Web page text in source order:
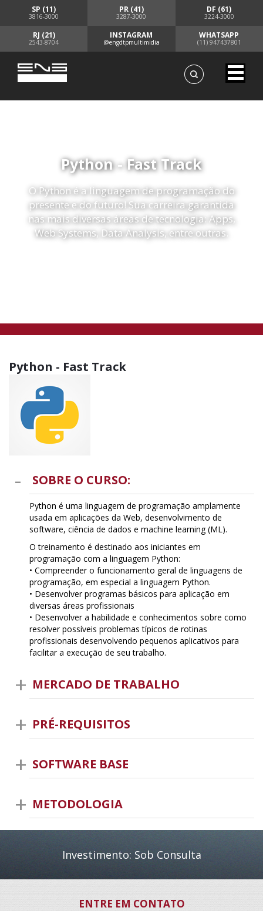
SP (11)
3816-3000
PR (41)
3287-3000
DF (61)
3224-3000
RJ (21)
2543-8704
INSTAGRAM
@engdtpmultimidia
WHATSAPP
(11) 947437801
Python - Fast Track
O Python é a linguagem de programação do
presente e do futuro! Sua carreira garantida
nas mais diversas áreas de tecnologia: Apps,
Web Systems, Data Analysis, entre outras.
Python - Fast Track
SOBRE O CURSO:
Python é uma linguagem de programação amplamente
usada em aplicações da Web, desenvolvimento de
software, ciência de dados e machine learning (ML).
O treinamento é destinado aos iniciantes em
programação com a linguagem Python:
• Compreender o funcionamento geral de linguagens de
programação, em especial a linguagem Python.
• Desenvolver programas básicos para aplicação em
diversas áreas profissionais
• Desenvolver a habilidade e conhecimentos sobre como
resolver possíveis problemas típicos de rotinas
profissionais desenvolvendo pequenos aplicativos para
facilitar a execução de seu trabalho.
MERCADO DE TRABALHO
PRÉ-REQUISITOS
SOFTWARE BASE
METODOLOGIA
Investimento: Sob Consulta
ENTRE EM CONTATO